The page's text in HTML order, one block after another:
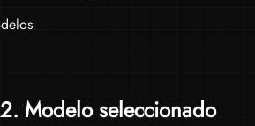
2. Modelo seleccionado